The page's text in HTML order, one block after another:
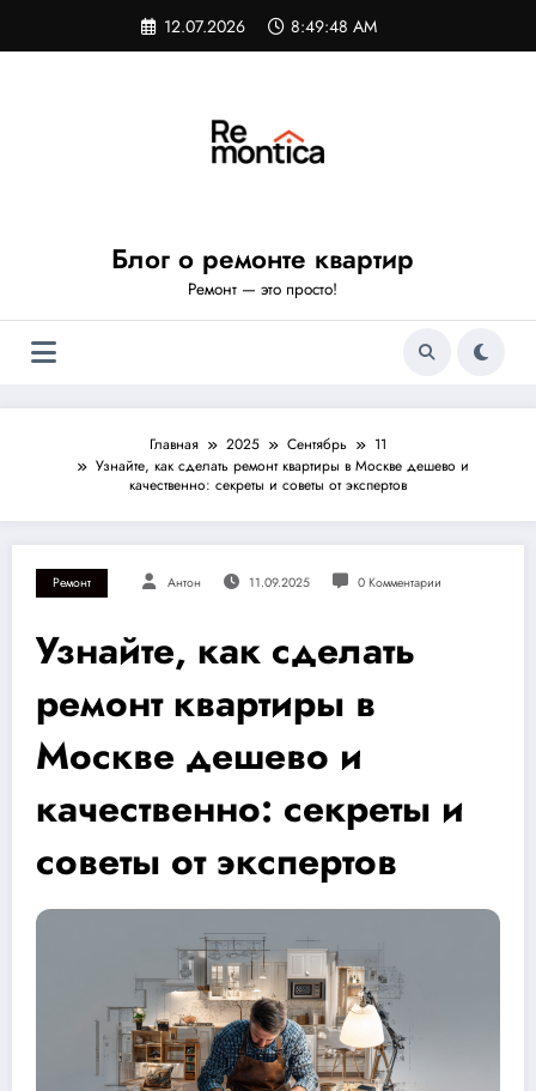
содержимому
12.07.2026 8:49:49 AM
Блог о ремонте квартир
Ремонт — это просто!
Главная 2025 Сентябрь
11
Узнайте, как сделать ремонт квартиры в Москве дешево и
качественно: секреты и советы от экспертов
Ремонт Антон 11.09.2025 0 Комментарии
Узнайте, как сделать
ремонт квартиры в
Москве дешево и
качественно: секреты и
советы от экспертов